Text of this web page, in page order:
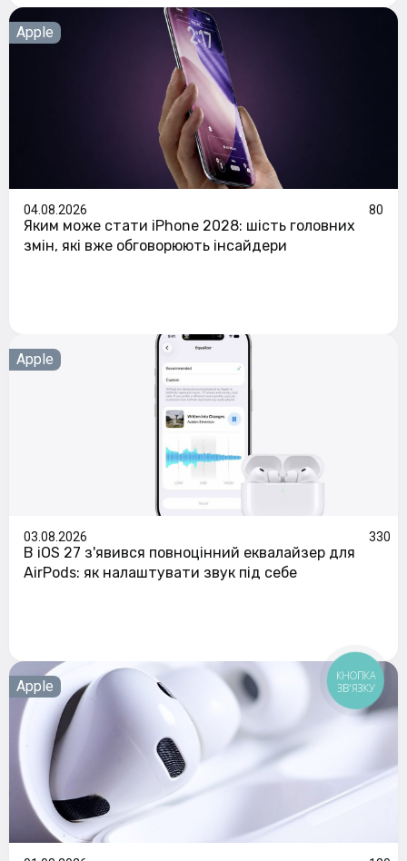
Apple
04.08.2026 80
Яким може стати iPhone 2028: шість головних
змін, які вже обговорюють інсайдери
Apple
03.08.2026 330
В iOS 27 з'явився повноцінний еквалайзер для
AirPods: як налаштувати звук під себе
Apple КНОПКА
ЗВ'ЯЗКУ